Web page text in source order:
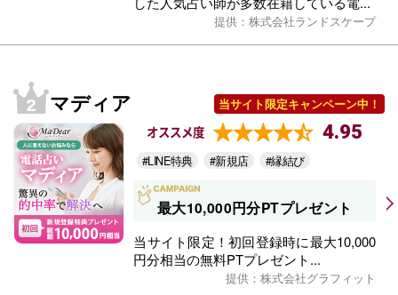
提供：株式会社ランドスケープ
マディア 当サイト限定キャンペーン中！
オススメ度 4.95
#LINE特典 #新規店 #縁結び
最大10,000円分PTプレゼント
当サイト限定！初回登録時に最大10,000
円分相当の無料PTプレゼント...
提供：株式会社グラフィット